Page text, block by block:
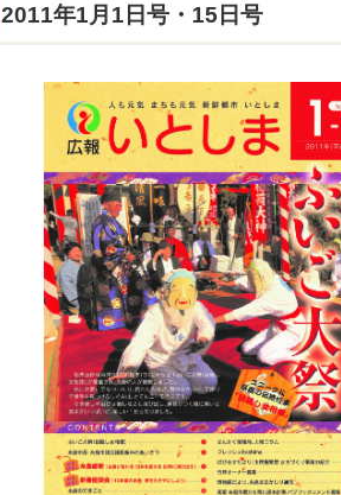
2011年1月1日号・15日号